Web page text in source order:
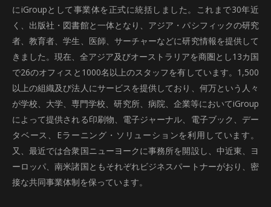
にiGroupとして事業体を正式に統括しました。これまで30年近
く、出版社・図書館と一体となり、アジア・パシフィックの研究
者、教育者、学生、医師、サーチャーなどに研究情報を提供して
きました。現在、全アジア及びオーストラリアを商圏とし13カ国
で26のオフィスと1000名以上のスタッフを有しています。1,500
以上の組織及び法人にサービスを提供しており、何万という人々
が学校、大学、専門学校、研究所、病院、企業等においてiGroup
によって提供される印刷物、電子ジャーナル、電子ブック、デー
タベース、Eラーニング・ソリューションを利用しています。
又、最近では合衆国ニューヨークに事務所を開設し、中近東、ヨ
ーロッパ、南米諸国ともそれぞれビジネスパートナーがおり、密
接な共同事業体制を保っています。